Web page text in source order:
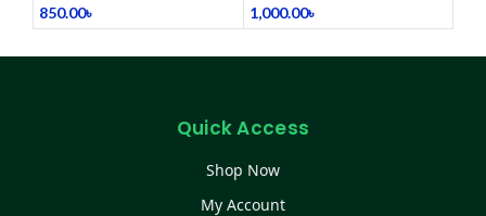
850.00৳ 1,000.00৳
Quick Access
Shop Now
My Account